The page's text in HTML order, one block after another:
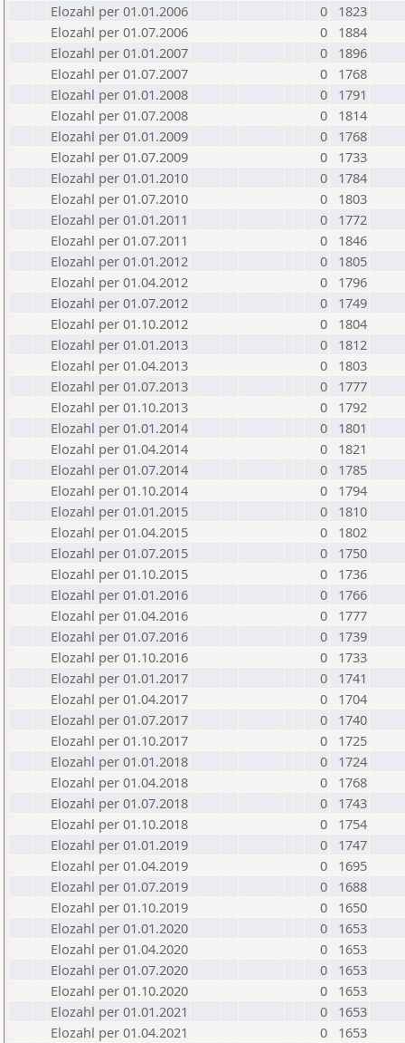
Elozahl per 01.01.2006
0
1823
Elozahl per 01.07.2006
0
1884
Elozahl per 01.01.2007
0
1896
Elozahl per 01.07.2007
0
1768
Elozahl per 01.01.2008
0
1791
Elozahl per 01.07.2008
0
1814
Elozahl per 01.01.2009
0
1768
Elozahl per 01.07.2009
0
1733
Elozahl per 01.01.2010
0
1784
Elozahl per 01.07.2010
0
1803
Elozahl per 01.01.2011
0
1772
Elozahl per 01.07.2011
0
1846
Elozahl per 01.01.2012
0
1805
Elozahl per 01.04.2012
0
1796
Elozahl per 01.07.2012
0
1749
Elozahl per 01.10.2012
0
1804
Elozahl per 01.01.2013
0
1812
Elozahl per 01.04.2013
0
1803
Elozahl per 01.07.2013
0
1777
Elozahl per 01.10.2013
0
1792
Elozahl per 01.01.2014
0
1801
Elozahl per 01.04.2014
0
1821
Elozahl per 01.07.2014
0
1785
Elozahl per 01.10.2014
0
1794
Elozahl per 01.01.2015
0
1810
Elozahl per 01.04.2015
0
1802
Elozahl per 01.07.2015
0
1750
Elozahl per 01.10.2015
0
1736
Elozahl per 01.01.2016
0
1766
Elozahl per 01.04.2016
0
1777
Elozahl per 01.07.2016
0
1739
Elozahl per 01.10.2016
0
1733
Elozahl per 01.01.2017
0
1741
Elozahl per 01.04.2017
0
1704
Elozahl per 01.07.2017
0
1740
Elozahl per 01.10.2017
0
1725
Elozahl per 01.01.2018
0
1724
Elozahl per 01.04.2018
0
1768
Elozahl per 01.07.2018
0
1743
Elozahl per 01.10.2018
0
1754
Elozahl per 01.01.2019
0
1747
Elozahl per 01.04.2019
0
1695
Elozahl per 01.07.2019
0
1688
Elozahl per 01.10.2019
0
1650
Elozahl per 01.01.2020
0
1653
Elozahl per 01.04.2020
0
1653
Elozahl per 01.07.2020
0
1653
Elozahl per 01.10.2020
0
1653
Elozahl per 01.01.2021
0
1653
Elozahl per 01.04.2021
0
1653